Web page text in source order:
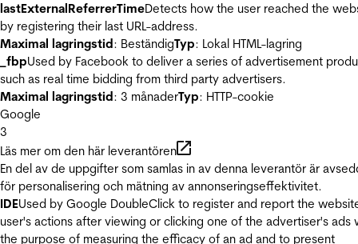
lastExternalReferrerTimeDetects how the user reached the
by registering their last URL-address.
Maximal lagringstid: BeständigTyp: Lokal HTML-lagring
_fbpUsed by Facebook to deliver a series of advertisement
such as real time bidding from third party advertisers.
Maximal lagringstid: 3 månaderTyp: HTTP-cookie
Google
3
Läs mer om den här leverantören
En del av de uppgifter som samlas in av denna leverantör är
för personalisering och mätning av annonseringseffektivitet.
IDEUsed by Google DoubleClick to register and report the
user's actions after viewing or clicking one of the advertiser's ads
the purpose of measuring the efficacy of an ad and to present